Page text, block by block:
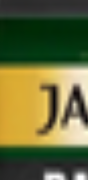
вдохновения и